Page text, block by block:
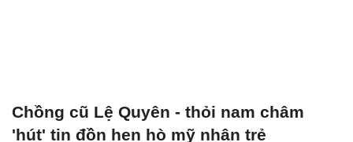
Chồng cũ Lệ Quyên - thỏi nam châm
'hút' tin đồn hẹn hò mỹ nhân trẻ